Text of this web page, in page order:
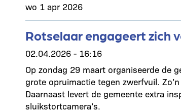
wo 1 apr 2026
Rotselaar engageert zich
02.04.2026 - 16:16
Op zondag 29 maart organiseerde de
grote opruimactie tegen zwerfvuil.
Daarnaast levert de gemeente extra
sluikstortcamera’s.